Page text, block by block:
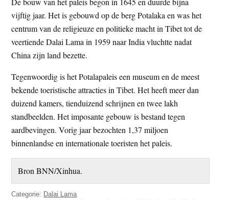
vijftig jaar. Het is gebouwd op de berg Potalaka en was het
centrum van de religieuze en politieke macht in Tibet tot de
veertiende Dalai Lama in 1959 naar India vluchtte nadat
China zijn land bezette.
Tegenwoordig is het Potalapaleis een museum en de meest
bekende toeristische attracties in Tibet. Het heeft meer dan
duizend kamers, tienduizend schrijnen en twee lakh
standbeelden. Het imposante gebouw is bestand tegen
aardbevingen. Vorig jaar bezochten 1,37 miljoen
binnenlandse en internationale toeristen het paleis.
Bron BNN/Xinhua.
Categorie: Dalai Lama